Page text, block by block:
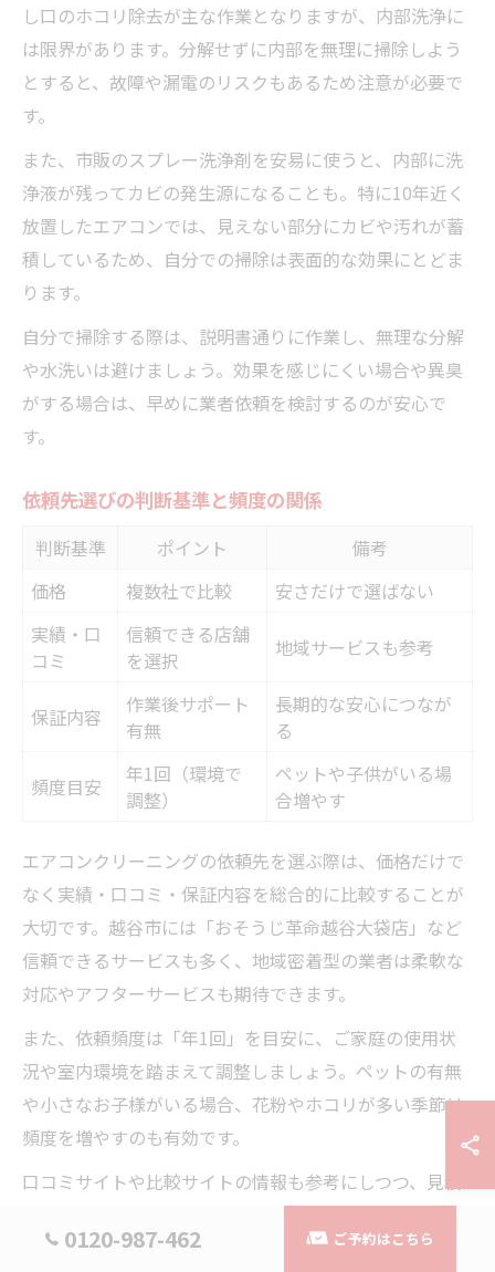
し口のホコリ除去が主な作業となりますが、内部洗浄に
は限界があります。分解せずに内部を無理に掃除しよう
とすると、故障や漏電のリスクもあるため注意が必要で
す。
また、市販のスプレー洗浄剤を安易に使うと、内部に洗
浄液が残ってカビの発生源になることも。特に10年近く
放置したエアコンでは、見えない部分にカビや汚れが蓄
積しているため、自分での掃除は表面的な効果にとどま
ります。
自分で掃除する際は、説明書通りに作業し、無理な分解
や水洗いは避けましょう。効果を感じにくい場合や異臭
がする場合は、早めに業者依頼を検討するのが安心で
す。
依頼先選びの判断基準と頻度の関係
判断基準 ポイント
備考
価格
複数社で比較
安さだけで選ばない
実績・口
コミ
信頼できる店舗
を選択
地域サービスも参考
保証内容
作業後サポート
有無
長期的な安心につなが
る
頻度目安
年1回（環境で
調整）
ペットや子供がいる場
合増やす
エアコンクリーニングの依頼先を選ぶ際は、価格だけで
なく実績・口コミ・保証内容を総合的に比較することが
大切です。越谷市には「おそうじ革命越谷大袋店」など
信頼できるサービスも多く、地域密着型の業者は柔軟な
対応やアフターサービスも期待できます。
また、依頼頻度は「年1回」を目安に、ご家庭の使用状
況や室内環境を踏まえて調整しましょう。ペットの有無
や小さなお子様がいる場合、花粉やホコリが多い季節は
頻度を増やすのも有効です。
口コミサイトや比較サイトの情報も参考にしつつ、見積
もり時は作業範囲や追加料金の有無を必ず確認しましょ
う。頻度と依頼先選びを最適化することで、長く快適な
0120-987-462 ご予約はこちら